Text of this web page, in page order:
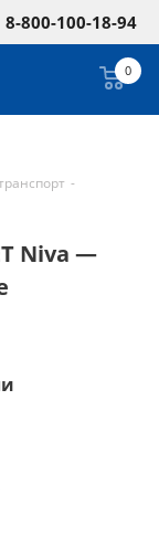
8-800-100-18-94
0
-
Niva —